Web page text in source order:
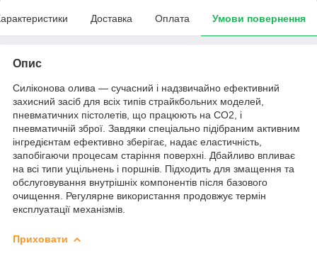
Доставка Оплата Умови повернення
Опис
Силіконова олива — сучасний і надзвичайно ефективний
захисний засіб для всіх типів страйкбольних моделей,
пневматичних пістолетів, що працюють на CO2, і
пневматичній зброї. Завдяки спеціально підібраним активним
інгредієнтам ефективно зберігає, надає еластичність,
запобігаючи процесам старіння поверхні. Дбайливо впливає
на всі типи ущільнень і поршнів. Підходить для змащення та
обслуговування внутрішніх компонентів після базового
очищення. Регулярне використання продовжує термін
експлуатації механізмів.
Приховати